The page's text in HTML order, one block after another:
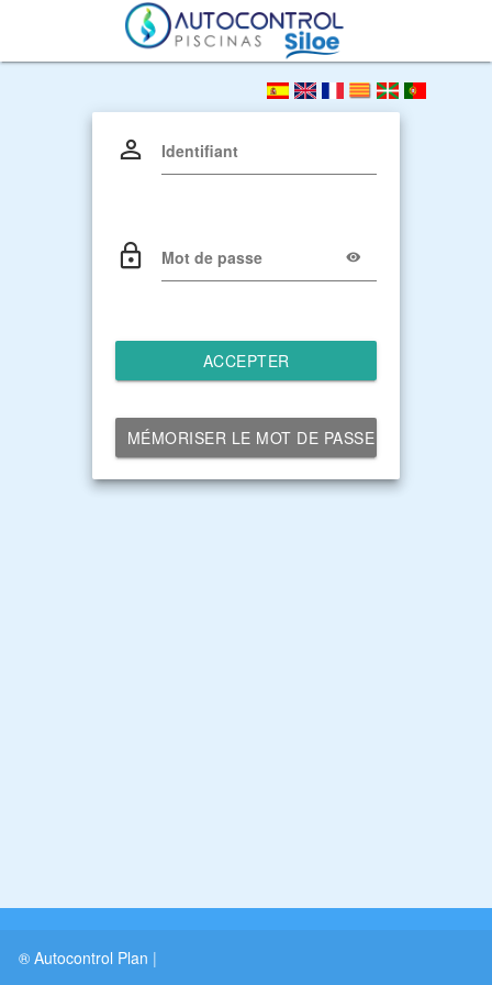
Identifiant
Mot de passe
ACCEPTER
MÉMORISER LE MOT DE PASSE
® Autocontrol Plan |